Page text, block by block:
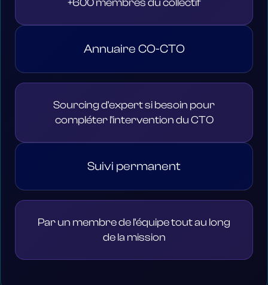
+600 membres du collectif
Annuaire CO-CTO
Sourcing d'expert si besoin pour
compléter l'intervention du CTO
Suivi permanent
Par un membre de l'équipe tout au long
de la mission